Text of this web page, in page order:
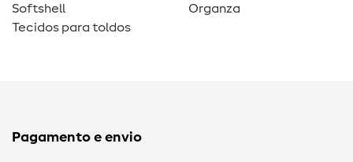
Softshell
Tecidos para toldos
Organza
Pagamento e envio